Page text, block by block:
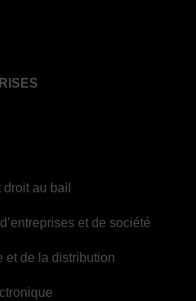
au bail
et de société
et de la distribution